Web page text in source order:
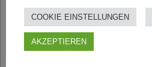
COOKIE EINSTELLUNGEN
AKZEPTIEREN